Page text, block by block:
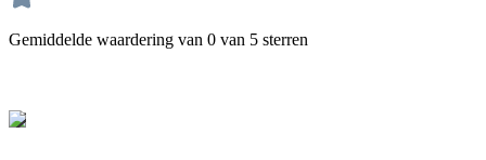
Gemiddelde waardering van 0 van 5 sterren